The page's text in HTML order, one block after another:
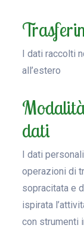
I dati raccolti
all’estero
dati
I dati
operazioni di
sopracitata e
ispirata
con strumenti